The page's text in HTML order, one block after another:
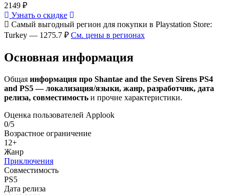
2149 ₽
Узнать о скидке
Самый выгодный регион для покупки в Playstation Store:
Turkey — 1275.7 ₽ См. цены в регионах
Основная информация
Общая информация про Shantae and the Seven Sirens PS4
and PS5 — локализация/языки, жанр, разработчик, дата
релиза, совместимость и прочие характеристики.
Оценка пользователей Applook
0/5
Возрастное ограничение
12+
Жанр
Приключения
Совместимость
PS5
Дата релиза